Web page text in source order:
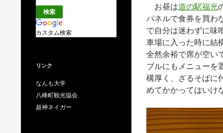
お昼は道の駅福光
パネルで食券を買わ
で自分は迷わずに味
車場に入った時に結
全然余裕で席が空い
ブルにもメニューを
構厚く、ざるそばに
めてかかってはいけ
カスタム検索
リンク
なんも大学
八峰町観光協会
超神ネイガー